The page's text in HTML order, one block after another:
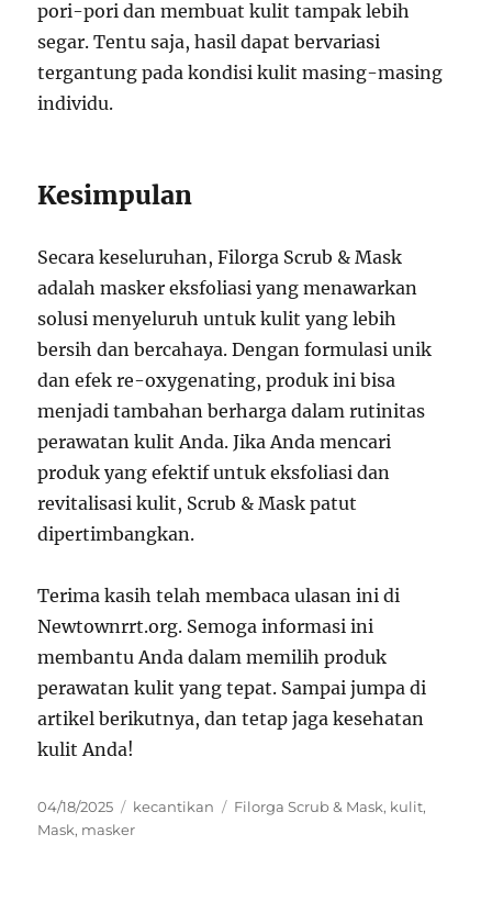
pori-pori dan membuat kulit tampak lebih
segar. Tentu saja, hasil dapat bervariasi
tergantung pada kondisi kulit masing-masing
individu.
Kesimpulan
Secara keseluruhan, Filorga Scrub & Mask
adalah masker eksfoliasi yang menawarkan
solusi menyeluruh untuk kulit yang lebih
bersih dan bercahaya. Dengan formulasi unik
dan efek re-oxygenating, produk ini bisa
menjadi tambahan berharga dalam rutinitas
perawatan kulit Anda. Jika Anda mencari
produk yang efektif untuk eksfoliasi dan
revitalisasi kulit, Scrub & Mask patut
dipertimbangkan.
Terima kasih telah membaca ulasan ini di
Newtownrrt.org. Semoga informasi ini
membantu Anda dalam memilih produk
perawatan kulit yang tepat. Sampai jumpa di
artikel berikutnya, dan tetap jaga kesehatan
kulit Anda!
Posted
on
04/18/2025 Categories
kecantikan Tags
Filorga Scrub & Mask, kulit,
Mask, masker